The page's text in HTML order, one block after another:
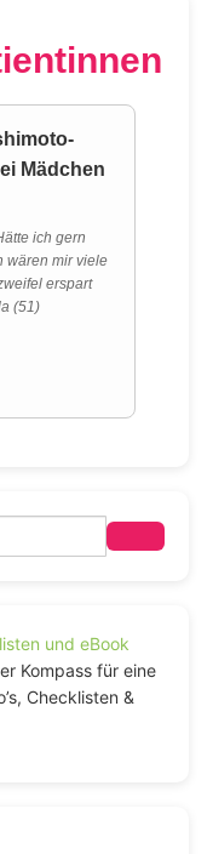
Mädchen
ich gern
wären mir viele
erspart
(51)
Kompass für eine
Checklisten &